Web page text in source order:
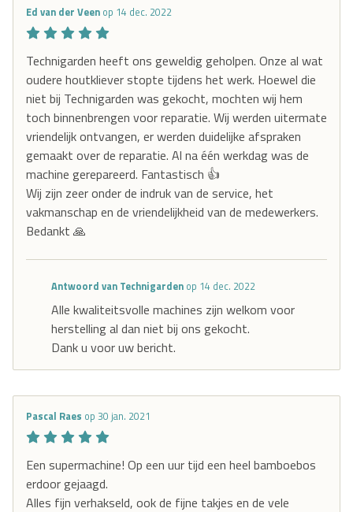
Ed van der Veen op 14 dec. 2022
Technigarden heeft ons geweldig geholpen. Onze al wat
oudere houtkliever stopte tijdens het werk. Hoewel die
niet bij Technigarden was gekocht, mochten wij hem
toch binnenbrengen voor reparatie. Wij werden uitermate
vriendelijk ontvangen, er werden duidelijke afspraken
gemaakt over de reparatie. Al na één werkdag was de
machine gerepareerd. Fantastisch 👍
Wij zijn zeer onder de indruk van de service, het
vakmanschap en de vriendelijkheid van de medewerkers.
Bedankt 🙏
Antwoord van Technigarden op 14 dec. 2022
Alle kwaliteitsvolle machines zijn welkom voor
herstelling al dan niet bij ons gekocht.
Dank u voor uw bericht.
Pascal Raes op 30 jan. 2021
Een supermachine! Op een uur tijd een heel bamboebos
erdoor gejaagd.
Alles fijn verhakseld, ook de fijne takjes en de vele